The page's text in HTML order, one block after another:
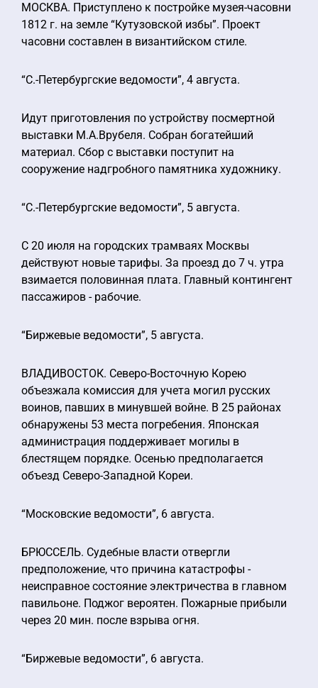
МОСКВА. Приступлено к постройке музея-часовни
1812 г. на земле “Кутузовской избы”. Проект
часовни составлен в византийском стиле.
“С.-Петербургские ведомости”, 4 августа.
Идут приготовления по устройству посмертной
выставки М.А.Врубеля. Собран богатейший
материал. Сбор с выставки поступит на
сооружение надгробного памятника художнику.
“С.-Петербургские ведомости”, 5 августа.
С 20 июля на городских трамваях Москвы
действуют новые тарифы. За проезд до 7 ч. утра
взимается половинная плата. Главный контингент
пассажиров - рабочие.
“Биржевые ведомости”, 5 августа.
ВЛАДИВОСТОК. Северо-Восточную Корею
объезжала комиссия для учета могил русских
воинов, павших в минувшей войне. В 25 районах
обнаружены 53 места погребения. Японская
администрация поддерживает могилы в
блестящем порядке. Осенью предполагается
объезд Северо-Западной Кореи.
“Московские ведомости”, 6 августа.
БРЮССЕЛЬ. Судебные власти отвергли
предположение, что причина катастрофы -
неисправное состояние электричества в главном
павильоне. Поджог вероятен. Пожарные прибыли
через 20 мин. после взрыва огня.
“Биржевые ведомости”, 6 августа.